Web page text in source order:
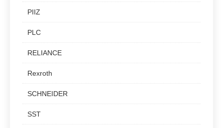
PIIZ
PLC
RELIANCE
Rexroth
SCHNEIDER
SST